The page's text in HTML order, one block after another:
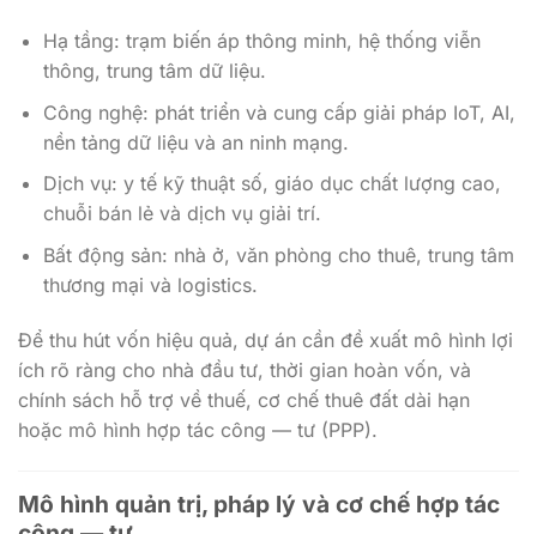
Hạ tầng: trạm biến áp thông minh, hệ thống viễn
thông, trung tâm dữ liệu.
Công nghệ: phát triển và cung cấp giải pháp IoT, AI,
nền tảng dữ liệu và an ninh mạng.
Dịch vụ: y tế kỹ thuật số, giáo dục chất lượng cao,
chuỗi bán lẻ và dịch vụ giải trí.
Bất động sản: nhà ở, văn phòng cho thuê, trung tâm
thương mại và logistics.
Để thu hút vốn hiệu quả, dự án cần đề xuất mô hình lợi
ích rõ ràng cho nhà đầu tư, thời gian hoàn vốn, và
chính sách hỗ trợ về thuế, cơ chế thuê đất dài hạn
hoặc mô hình hợp tác công — tư (PPP).
Mô hình quản trị, pháp lý và cơ chế hợp tác